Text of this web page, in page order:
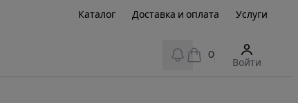
Каталог Доставка и оплата Услуги
View notifications
0
Войти